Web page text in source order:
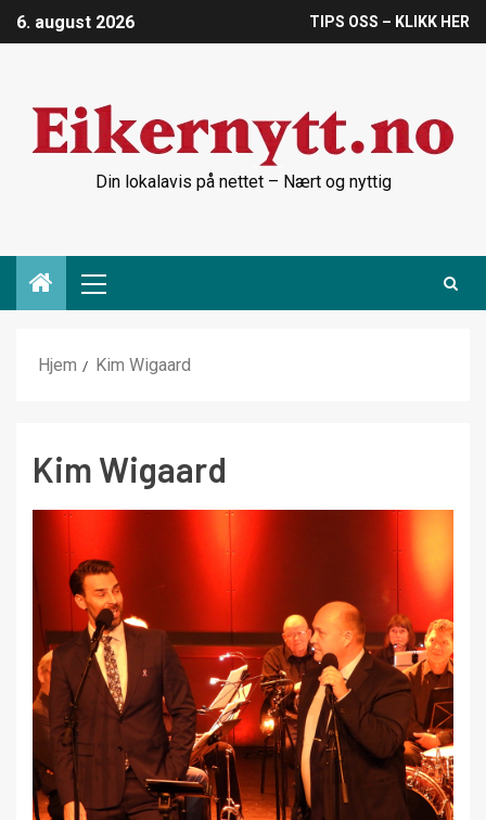
6. august 2026 TIPS OSS – KLIKK HER
Din lokalavis på nettet – Nært og nyttig
Hjem Kim Wigaard
Kim Wigaard